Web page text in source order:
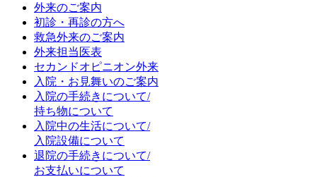
外来のご案内
初診・再診の方へ
救急外来のご案内
外来担当医表
セカンドオピニオン外来
入院・お見舞いのご案内
入院の手続きについて/
持ち物について
入院中の生活について/
入院設備について
退院の手続きについて/
お支払いについて